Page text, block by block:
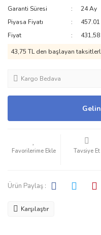
Garanti Süresi
24 Ay
Piyasa Fiyatı
457.01
Fiyat
431,58
43,75 TL den başlayan
Kargo Bedava
Tavsiye Et
Ürün Paylaş :
Karşılaştır